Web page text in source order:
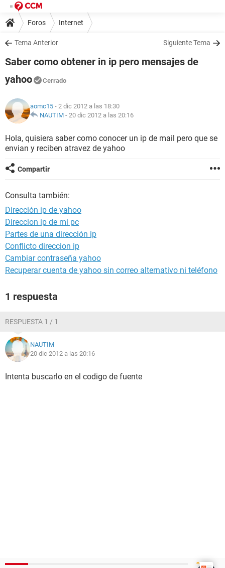
Foros Internet
Tema Anterior Siguiente Tema
Saber como obtener in ip pero mensajes de
yahoo
Cerrado
aomc15 - 2 dic 2012 a las 18:30
NAUTIM - 20 dic 2012 a las 20:16
Hola, quisiera saber como conocer un ip de mail pero que se
envian y reciben atravez de yahoo
Compartir
Consulta también:
Dirección ip de yahoo
Direccion ip de mi pc
Partes de una dirección ip
Conflicto direccion ip
Cambiar contraseña yahoo
Recuperar cuenta de yahoo sin correo alternativo ni teléfono
1 respuesta
RESPUESTA 1 / 1
NAUTIM
20 dic 2012 a las 20:16
Intenta buscarlo en el codigo de fuente